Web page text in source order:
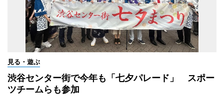
見る・遊ぶ
渋谷センター街で今年も「七夕パレード」 スポー
ツチームらも参加